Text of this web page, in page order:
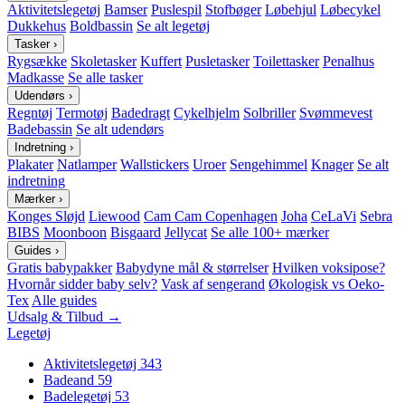
Aktivitetslegetøj Bamser Puslespil Stofbøger Løbehjul Løbecykel
Dukkehus Boldbassin Se alt legetøj
Tasker ›
Rygsække Skoletasker Kuffert Pusletasker Toilettasker Penalhus
Madkasse Se alle tasker
Udendørs ›
Regntøj Termotøj Badedragt Cykelhjelm Solbriller Svømmevest
Badebassin Se alt udendørs
Indretning ›
Plakater Natlamper Wallstickers Uroer Sengehimmel Knager Se alt
indretning
Mærker ›
Konges Sløjd Liewood Cam Cam Copenhagen Joha CeLaVi Sebra
BIBS Moonboon Bisgaard Jellycat Se alle 100+ mærker
Guides ›
Gratis babypakker Babydyne mål & størrelser Hvilken voksipose?
Hvornår sidder baby selv? Vask af sengerand Økologisk vs Oeko-
Tex Alle guides
Udsalg & Tilbud →
Legetøj
Aktivitetslegetøj 343
Badeand 59
Badelegetøj 53